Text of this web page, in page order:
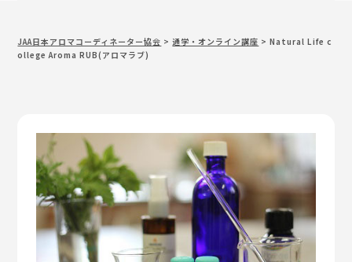
JAA日本アロマコーディネーター協会 >通学・オンライン講座 >Natural Life c
ollege Aroma RUB(アロマラブ)